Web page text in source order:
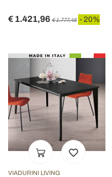
€ 1.421,96 € 1.777,45 - 20%
VIADURINI LIVING